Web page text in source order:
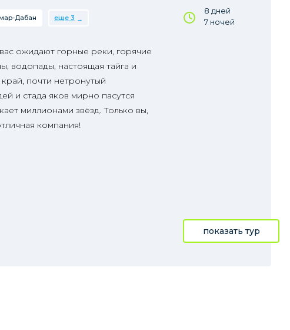
8 дней
7 ночей
Дабан еще 3
ожидают горные реки, горячие
водопады, настоящая тайга и
почти нетронутый
и стада яков мирно пасутся
миллионами звёзд. Только вы,
компания!
показать тур